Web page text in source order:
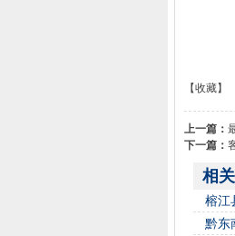
【收藏】
上一篇：
下一篇：
相
榕江
黔东